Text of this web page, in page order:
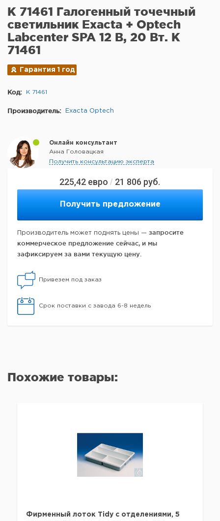
225,42 евро / 21 806 руб.
Получить предложение
Производитель может поднять цены — запросите
коммерческое предложение сейчас, и мы
зафиксируем за вами текущую цену.
Привезем под заказ
Срок поставки с завода 6-8 недель
K 71461 Галогенный точечный
светильник Exacta + Optech
Labcenter SPA 12 В, 20 Вт. K
71461
Гарантия 1 год
Код: K 71461
Производитель: Exacta Optech
Онлайн консультант
Анна Головацкая
Получить консультацию эксперта
Похожие товары:
Фирменный лоток Tidy с отделениями, 5